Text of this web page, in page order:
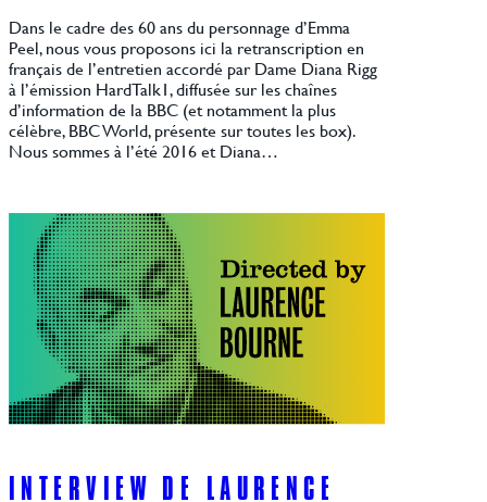
Dans le cadre des 60 ans du personnage d’Emma
Peel, nous vous proposons ici la retranscription en
français de l’entretien accordé par Dame Diana Rigg
à l’émission HardTalk1, diffusée sur les chaînes
d’information de la BBC (et notamment la plus
célèbre, BBC World, présente sur toutes les box).
Nous sommes à l’été 2016 et Diana…
INTERVIEW DE LAURENCE